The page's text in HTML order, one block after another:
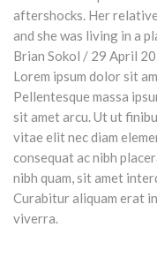
Lorem ipsum dolor sit
Pellentesque massa
sit amet arcu. Ut ut
vitae elit nec diam
consequat ac nibh
nibh quam, sit amet
Curabitur aliquam erat
viverra.